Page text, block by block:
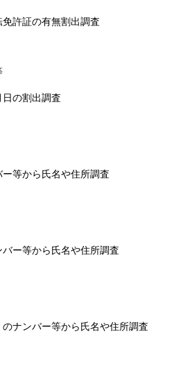
免許証の有無割出調査
日の割出調査
ー等から氏名や住所調査
バー等から氏名や住所調査
のナンバー等から氏名や住所調査